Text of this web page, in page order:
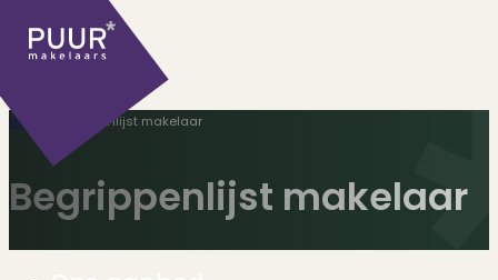
Home Begrippenlijst makelaar
Begrippenlijst makelaar